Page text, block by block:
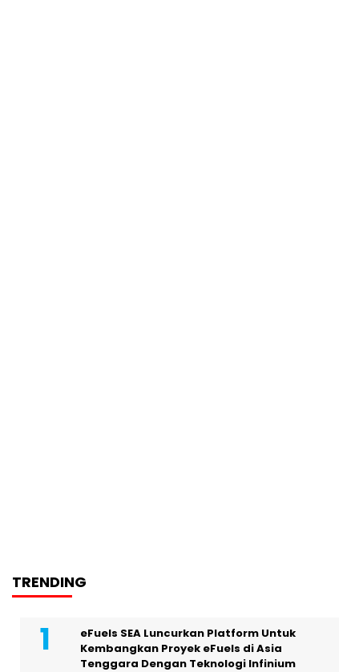
TRENDING
eFuels SEA Luncurkan Platform Untuk
Kembangkan Proyek eFuels di Asia
Tenggara Dengan Teknologi Infinium